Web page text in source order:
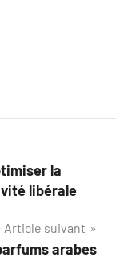
la
libérale
Article suivant
arabes